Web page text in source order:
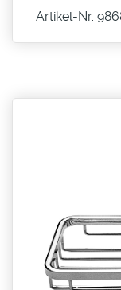
Artikel-Nr.